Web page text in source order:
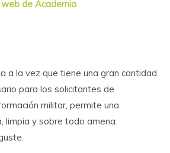
a la vez que tiene una gran cantidad
para los solicitantes de
militar, permite una
limpia y sobre todo amena.